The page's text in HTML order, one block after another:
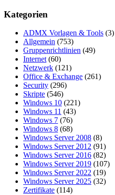
der
Beiträge
Kategorien
ADMX Vorlagen & Tools (3)
Allgemein (753)
Gruppenrichtlinien (49)
Internet (60)
Netzwerk (121)
Office & Exchange (261)
Security (296)
Skripte (546)
Windows 10 (221)
Windows 11 (43)
Windows 7 (76)
Windows 8 (68)
Windows Server 2008 (8)
Windows Server 2012 (91)
Windows Server 2016 (82)
Windows Server 2019 (107)
Windows Server 2022 (19)
Windows Server 2025 (32)
Zertifikate (114)